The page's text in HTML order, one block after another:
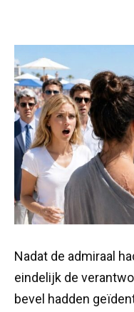
Nadat de admiraal
eindelijk de
bevel hadden